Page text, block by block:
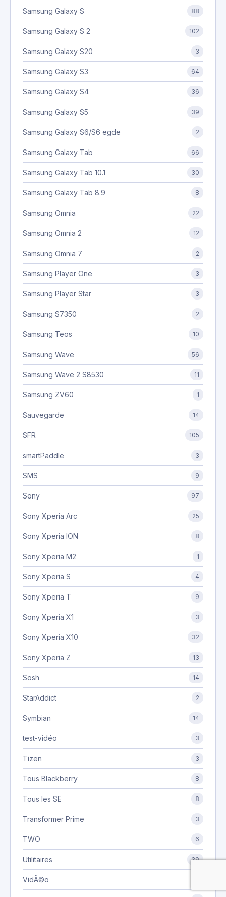
Samsung Galaxy S 88
Samsung Galaxy S 2 102
Samsung Galaxy S20 3
Samsung Galaxy S3 64
Samsung Galaxy S4 36
Samsung Galaxy S5 39
Samsung Galaxy S6/S6 egde 2
Samsung Galaxy Tab 66
Samsung Galaxy Tab 10.1 30
Samsung Galaxy Tab 8.9 8
Samsung Omnia 22
Samsung Omnia 2 12
Samsung Omnia 7 2
Samsung Player One 3
Samsung Player Star 3
Samsung S7350 2
Samsung Teos 10
Samsung Wave 56
Samsung Wave 2 S8530 11
Samsung ZV60 1
Sauvegarde 14
SFR 105
smartPaddle 3
SMS 9
Sony 97
Sony Xperia Arc 25
Sony Xperia ION 8
Sony Xperia M2 1
Sony Xperia S 4
Sony Xperia T 9
Sony Xperia X1 3
Sony Xperia X10 32
Sony Xperia Z 13
Sosh 14
StarAddict 2
Symbian 14
test-vidéo 3
Tizen 3
Tous Blackberry 8
Tous les SE 8
Transformer Prime 3
TWO 6
Utilitaires 39
VidÃ©o